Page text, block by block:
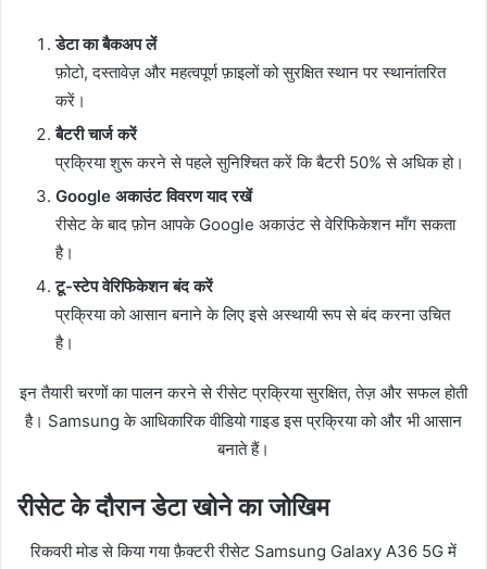
डेटा का बैकअप लें
फ़ोटो, दस्तावेज़ और महत्वपूर्ण फ़ाइलों को सुरक्षित स्थान पर स्थानांतरित
करें।
बैटरी चार्ज करें
प्रक्रिया शुरू करने से पहले सुनिश्चित करें कि बैटरी 50% से अधिक हो।
Google अकाउंट विवरण याद रखें
रीसेट के बाद फ़ोन आपके Google अकाउंट से वेरिफिकेशन माँग सकता
है।
टू-स्टेप वेरिफिकेशन बंद करें
प्रक्रिया को आसान बनाने के लिए इसे अस्थायी रूप से बंद करना उचित
है।
इन तैयारी चरणों का पालन करने से रीसेट प्रक्रिया सुरक्षित, तेज़ और सफल होती
है। Samsung के आधिकारिक वीडियो गाइड इस प्रक्रिया को और भी आसान
बनाते हैं।
रीसेट के दौरान डेटा खोने का जोखिम
रिकवरी मोड से किया गया फ़ैक्टरी रीसेट Samsung Galaxy A36 5G में